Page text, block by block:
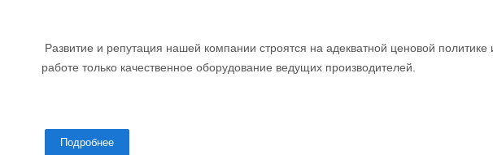
Развитие и репутация нашей компании строятся на адекватной ценовой
работе только качественное оборудование ведущих производителей.
Подробнее